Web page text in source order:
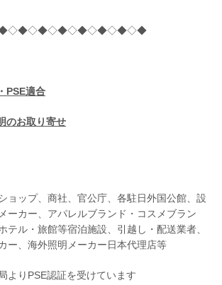
PSE適合
のお取り寄せ
ョップ、商社、官公庁、各駐日外国公館、設
ーカー、アパレルブランド・コスメブラン
テル・旅館等宿泊施設、引越し・配送業者、
ー、海外照明メーカー日本代理店等
よりPSE認証を受けています